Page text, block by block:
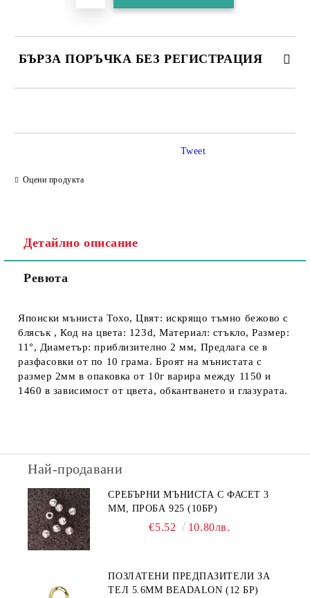
БЪРЗА ПОРЪЧКА БЕЗ РЕГИСТРАЦИЯ
Оцени продукта
Tweet
Детайлно описание
Ревюта
Японски мъниста Тохо, Цвят: искрящо тъмно бежово с
блясък , Код на цвета: 123d, Материал: стъкло, Размер:
11°, Диаметър: приблизително 2 мм, Предлага се в
разфасовки от по 10 грама. Броят на мънистата с
размер 2мм в опаковка от 10г варира между 1150 и
1460 в зависимост от цвета, обкантването и глазурата.
Най-продавани
СРЕБЪРНИ МЪНИСТА С ФАСЕТ 3
ММ, ПРОБА 925 (10БР)
€5.52 10.80лв.
ПОЗЛАТЕНИ ПРЕДПАЗИТЕЛИ ЗА
ТЕЛ 5.6ММ BEADALON (12 БР)